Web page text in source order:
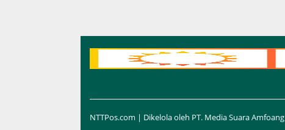
NTTPos.com | Dikelola oleh PT. Media Suara Amfoang